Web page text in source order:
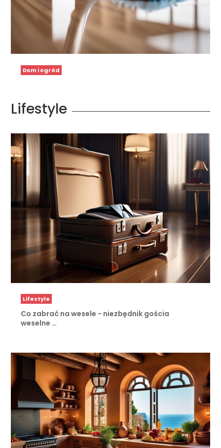
Dom i ogród
Lifestyle
Lifestyle
Co zabrać na wesele - niezbędnik gościa
weselne …